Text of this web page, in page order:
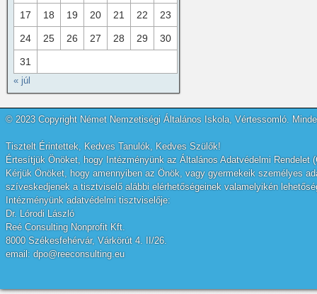
17 18 19 20 21 22 23
24 25 26 27 28 29 30
31
« júl
© 2023 Copyright Német Nemzetiségi Általános Iskola, Vértessomló.
Tisztelt Érintettek, Kedves Tanulók, Kedves Szülők!
Értesítjük Önöket, hogy Intézményünk az Általános Adatvédelmi
Kérjük Önöket, hogy amennyiben az Önök, vagy gyermekeik személyes
szíveskedjenek a tisztviselő alábbi elérhetőségeinek valamelyikén
Intézményünk adatvédelmi tisztviselője:
Dr. Lórodi László
Reé Consulting Nonprofit Kft.
8000 Székesfehérvár, Várkörút 4. II/26.
email: dpo@reeconsulting.eu